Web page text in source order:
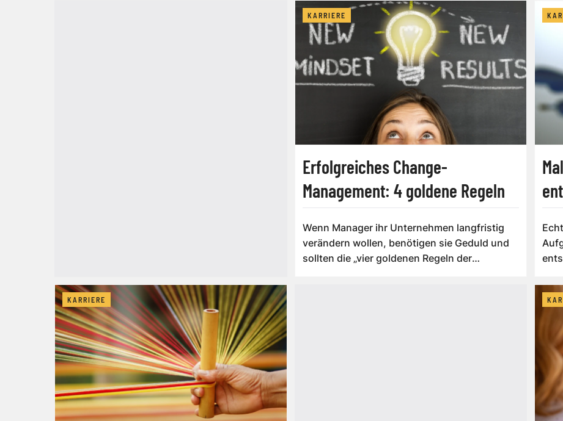
KARRIERE
Erfolgreiches Change-
Management: 4 goldene Regeln
Wenn Manager ihr Unternehmen langfristig
verändern wollen, benötigen sie Geduld und
sollten die „vier goldenen Regeln der
KARRIERE